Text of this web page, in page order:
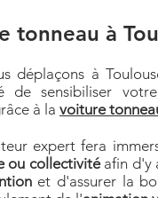
tonneau à
déplaçons à
de sensibiliser
à la voiture
expert fera
ou collectivitéafin d'y
et d'assurer la